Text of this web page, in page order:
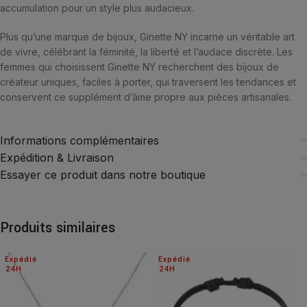
accumulation pour un style plus audacieux.
Plus qu’une marque de bijoux, Ginette NY incarne un véritable art
de vivre, célébrant la féminité, la liberté et l’audace discrète. Les
femmes qui choisissent Ginette NY recherchent des bijoux de
créateur uniques, faciles à porter, qui traversent les tendances et
conservent ce supplément d’âme propre aux pièces artisanales.
Informations complémentaires
Expédition & Livraison
Essayer ce produit dans notre boutique
Produits similaires
24H
Expédié
24H
Expédié